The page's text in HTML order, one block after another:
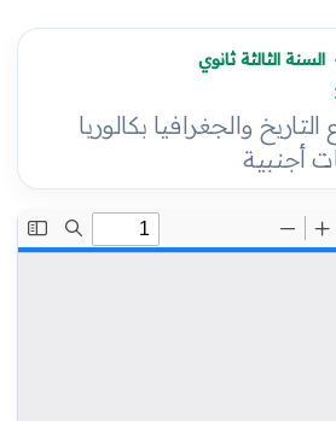
السنة الثالثة ثانوي
والجغرافيا بكالوريا